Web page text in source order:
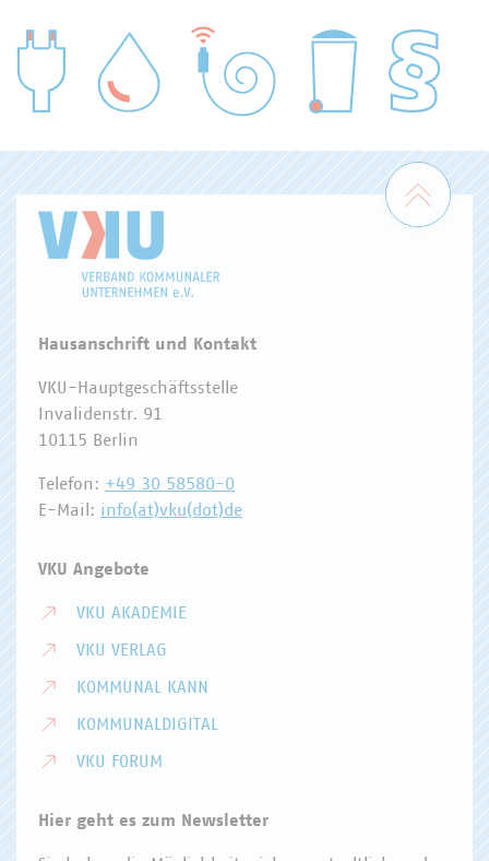
Zum
Hausanschrift und Kontakt
VKU-Hauptgeschäftsstelle
Invalidenstr. 91
10115 Berlin
Telefon: +49 30 58580-0
E-Mail: info(at)vku(dot)de
VKU Angebote
VKU AKADEMIE
VKU VERLAG
KOMMUNAL KANN
KOMMUNALDIGITAL
VKU FORUM
Hier geht es zum Newsletter